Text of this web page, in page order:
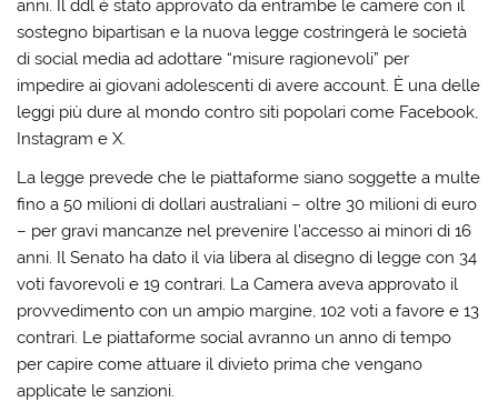
anni. Il ddl è stato approvato da entrambe le camere con il
sostegno bipartisan e la nuova legge costringerà le società
di social media ad adottare “misure ragionevoli” per
impedire ai giovani adolescenti di avere account. È una delle
leggi più dure al mondo contro siti popolari come Facebook,
Instagram e X.
La legge prevede che le piattaforme siano soggette a multe
fino a 50 milioni di dollari australiani – oltre 30 milioni di euro
– per gravi mancanze nel prevenire l’accesso ai minori di 16
anni. Il Senato ha dato il via libera al disegno di legge con 34
voti favorevoli e 19 contrari. La Camera aveva approvato il
provvedimento con un ampio margine, 102 voti a favore e 13
contrari. Le piattaforme social avranno un anno di tempo
per capire come attuare il divieto prima che vengano
applicate le sanzioni.